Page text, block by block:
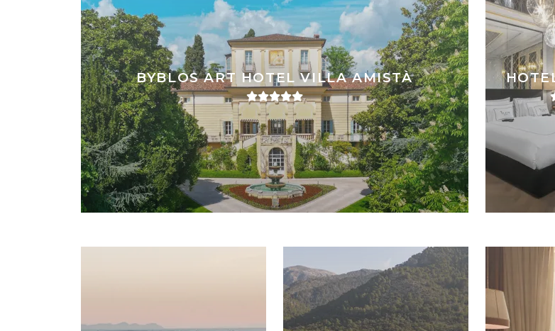
BYBLOS ART HOTEL VILLA AMISTÀ